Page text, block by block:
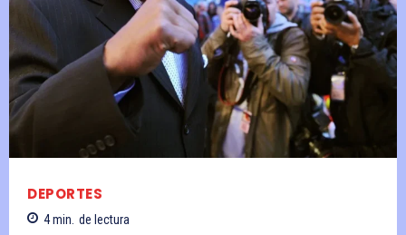
DEPORTES
4min. de lectura